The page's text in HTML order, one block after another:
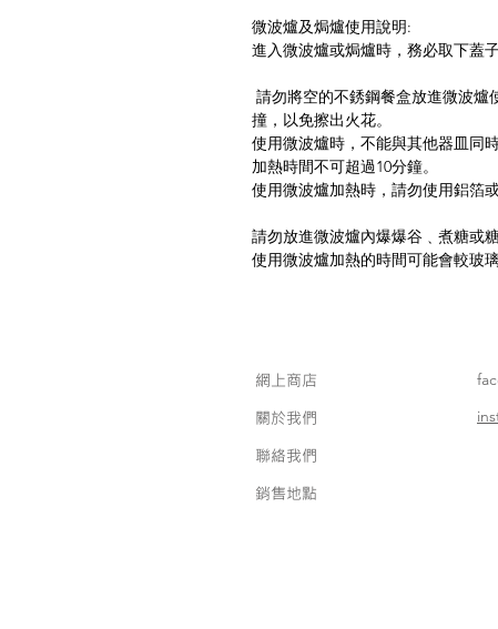
微波爐及焗爐使用
進入微波爐或焗爐時，務必取下蓋子
請勿將空的不銹鋼餐盒放進微波爐
撞，以免擦出火花。
使用微波爐時，不能與其他器皿同時
加熱時間不可超過10分鐘。
使用微波爐加熱時，請勿使用鋁箔
請勿放進微波爐內爆爆谷﹑煮糖或糖
使用微波爐加熱的時間可能會較玻
網上商店
關於我們
聯絡我們
銷售地點